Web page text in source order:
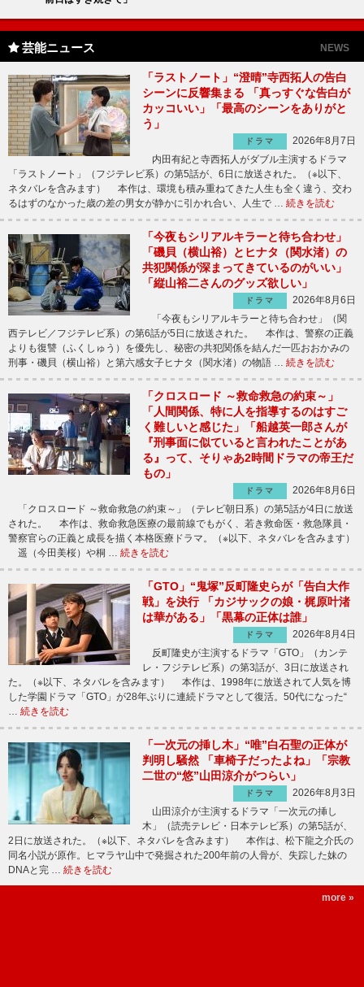
芸能ニュース NEWS
「ラストノート」“澄晴”寺西拓人の告白
シーンに反響集まる 「真っすぐな告白が
カッコいい」「最高のシーンをありがと
う」
ドラマ
2026年8月7日
内田有紀と寺西拓人がダブル主演するドラマ
「ラストノート」（フジテレビ系）の第5話が、6日に放送された。（※以下、
ネタバレを含みます） 本作は、環境も積み重ねてきた人生も全く違う、交わ
るはずのなかった歳の差の男女が静かに引かれ合い、人生で … 続きを読む
「今夜もシリアルキラーと待ち合わせ」
「磯貝（横山裕）とヒナタ（関水渚）の
共犯関係が深まってきているのがいい」
「縦山裕二さんのグッズ欲しい」
ドラマ
2026年8月6日
「今夜もシリアルキラーと待ち合わせ」（関
西テレビ／フジテレビ系）の第6話が5日に放送された。 本作は、警察の正義
よりも復讐（ふくしゅう）を優先し、秘密の共犯関係を結んだ一匹おおかみの
刑事・磯貝（横山裕）と第六感女子ヒナタ（関水渚）の物語 … 続きを読む
「クロスロード ～救命救急の約束～」
「人間関係、特に人を指導するのはすご
く難しいと感じた」「船越英一郎さんが
『刑事面に似ていると言われたことがあ
る』って、そりゃあ2時間ドラマの帝王だ
もの」
ドラマ
2026年8月6日
「クロスロード ～救命救急の約束～」（テレビ朝日系）の第5話が4日に放送
された。 本作は、救命救急医療の最前線でもがく、若き救命医・救急隊員・
警察官らの正義と成長を描く本格医療ドラマ。（※以下、ネタバレを含みます）
遥（今田美桜）や桐 … 続きを読む
「GTO」“鬼塚”反町隆史らが「告白大作
戦」を決行 「カジサックの娘・梶原叶渚
は華がある」「黒幕の正体は誰」
ドラマ
2026年8月4日
反町隆史が主演するドラマ「GTO」（カンテ
レ・フジテレビ系）の第3話が、3日に放送され
た。（※以下、ネタバレを含みます） 本作は、1998年に放送されて人気を博
した学園ドラマ「GTO」が28年ぶりに連続ドラマとして復活。50代になった“
続きを読む
「一次元の挿し木」“唯”白石聖の正体が
判明し騒然 「車椅子だったよね」「宗教
二世の“悠”山田涼介がつらい」
ドラマ
2026年8月3日
山田涼介が主演するドラマ「一次元の挿し
木」（読売テレビ・日本テレビ系）の第5話が、
2日に放送された。（※以下、ネタバレを含みます） 本作は、松下龍之介氏の
同名小説が原作。ヒマラヤ山中で発掘された200年前の人骨が、失踪した妹の
DNAと完 … 続きを読む
more »